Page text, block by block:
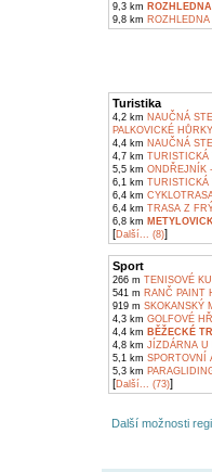
9,3 km
9,8 km
Turistika
4,2 km NAUČNÁ
PALKOVICKÉ HŮRKY
4,4 km NAUČNÁ
4,7 km TURISTICKÁ
5,5 km ONDŘEJNÍK
6,1 km TURISTICKÁ
6,4 km
6,4 km TRASA Z
6,8 km
[Další... (8)]
Sport
266 m TENISOVÉ
541 m RANČ PAINT
919 m SKOKANSKÝ
4,3 km GOLFOVÉ
4,4 km BĚŽECKÉ
4,8 km JÍZDÁRNA U
5,1 km SPORTOVNÍ
5,3 km
[Další... (73)]
Další možnosti